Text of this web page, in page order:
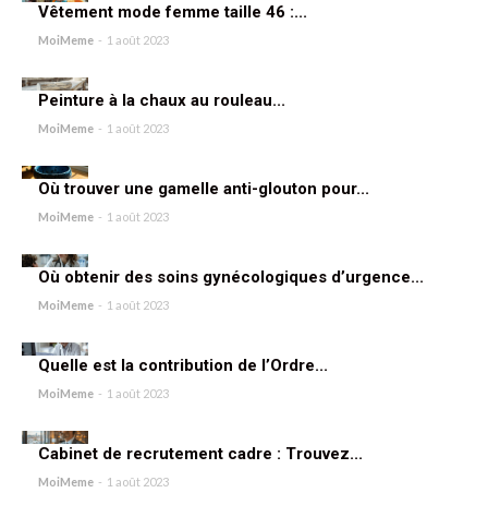
Vêtement mode femme taille 46 :...
MoiMeme - 1 août 2023
Peinture à la chaux au rouleau...
MoiMeme - 1 août 2023
Où trouver une gamelle anti-glouton pour...
MoiMeme - 1 août 2023
Où obtenir des soins gynécologiques d’urgence...
MoiMeme - 1 août 2023
Quelle est la contribution de l’Ordre...
MoiMeme - 1 août 2023
Cabinet de recrutement cadre : Trouvez...
MoiMeme - 1 août 2023